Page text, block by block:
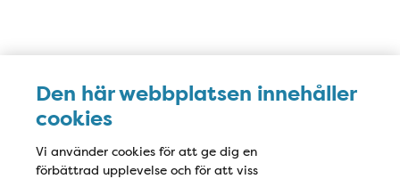
Den här webbplatsen innehåller
cookies
Vi använder cookies för att ge dig en
förbättrad upplevelse och för att viss
Karta